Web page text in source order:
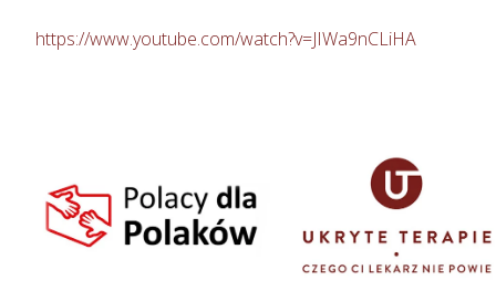
https://www.youtube.com/watch?v=JIWa9nCLiHA